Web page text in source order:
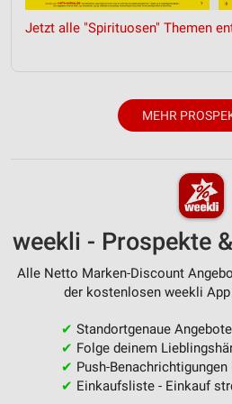
Jetzt alle "Spirituosen" Themen
MEHR
weekli - Prospekte
Alle Netto Marken-Discount
der kostenlosen weekli
✔ Standortgenaue Angebote
✔ Folge deinem
✔ Push-
✔ Einkaufsliste - Einkauf
Quellen
Geräte anhand von aktiv
Informationen identifizieren
Nicht-IAB-Verarbeitungszwecke:
Performance
Funktional
Werbung